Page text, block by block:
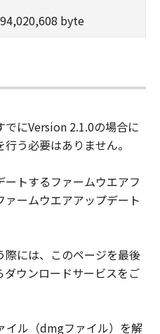
的に定める場合を除
ヤノンのライセンサ
産権も、明示たると黙
「本契約」によってお
ア」には、オープン
スソフトウェアに対し
いかなる規定にもかか
ジタルカメラ製品の
ジに記載されたオープ
アの使用条件がそれぞ
byte
にVersion 2.1.0の場合に
う必要はありません。
トするファームウエアフ
ームウエアアップデート
際には、このページを最後
ダウンロードサービスをご
イル（dmgファイル）を解